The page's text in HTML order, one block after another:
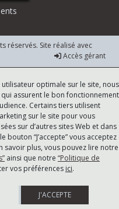
réservés. Site réalisé avec
Accès gérant
optimale sur le site, nous
assurent le bon fonctionnement
Certains tiers utilisent
sur le site pour vous
sur d’autres sites Web et dans
bouton “J’accepte” vous acceptez
savoir plus, vous pouvez lire notre
ainsi que notre “Politique de
vos préférences ici.
J'ACCEPTE